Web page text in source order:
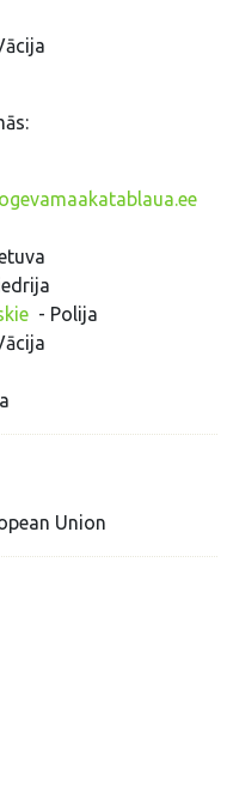
- Polija
Union